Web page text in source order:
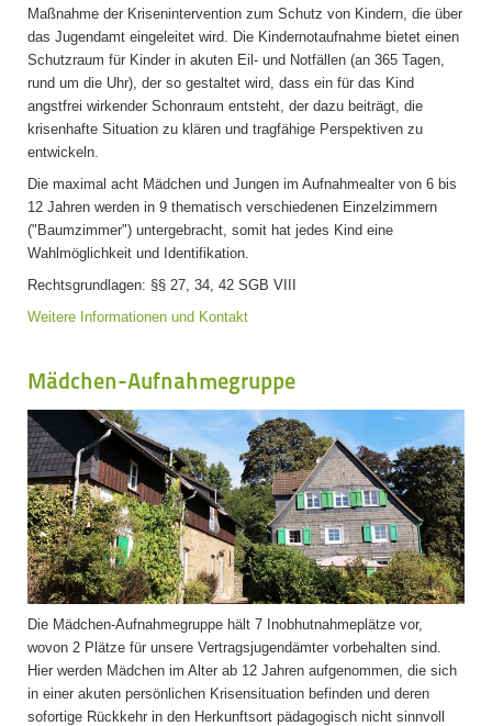
Maßnahme der Krisenintervention zum Schutz von Kindern, die über
das Jugendamt eingeleitet wird. Die Kindernotaufnahme bietet einen
Schutzraum für Kinder in akuten Eil- und Notfällen (an 365 Tagen,
rund um die Uhr), der so gestaltet wird, dass ein für das Kind
angstfrei wirkender Schonraum entsteht, der dazu beiträgt, die
krisenhafte Situation zu klären und tragfähige Perspektiven zu
entwickeln.
Die maximal acht Mädchen und Jungen im Aufnahmealter von 6 bis
12 Jahren werden in 9 thematisch verschiedenen Einzelzimmern
("Baumzimmer") untergebracht, somit hat jedes Kind eine
Wahlmöglichkeit und Identifikation.
Rechtsgrundlagen: §§ 27, 34, 42 SGB VIII
Weitere Informationen und Kontakt
Mädchen-Aufnahmegruppe
Die Mädchen-Aufnahmegruppe hält 7 Inobhutnahmeplätze vor,
wovon 2 Plätze für unsere Vertragsjugendämter vorbehalten sind.
Hier werden Mädchen im Alter ab 12 Jahren aufgenommen, die sich
in einer akuten persönlichen Krisensituation befinden und deren
sofortige Rückkehr in den Herkunftsort pädagogisch nicht sinnvoll